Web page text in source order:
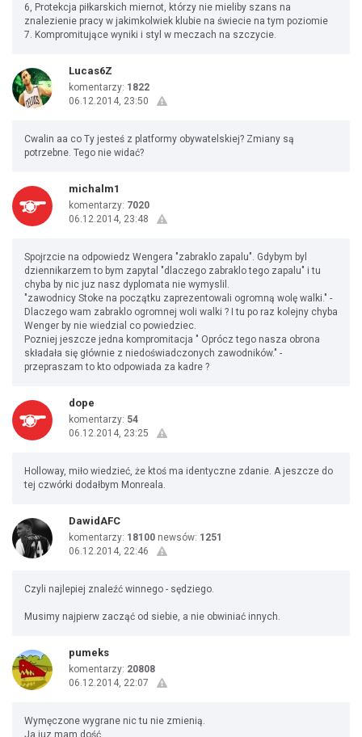
6, Protekcja piłkarskich miernot, którzy nie mieliby szans na
znalezienie pracy w jakimkolwiek klubie na świecie na tym poziomie
7. Kompromitujące wyniki i styl w meczach na szczycie.
Lucas6Z
komentarzy: 1822
06.12.2014, 23:50
Cwalin aa co Ty jesteś z platformy obywatelskiej? Zmiany są
potrzebne. Tego nie widać?
michalm1
komentarzy: 7020
06.12.2014, 23:48
Spojrzcie na odpowiedz Wengera "zabraklo zapalu". Gdybym byl
dziennikarzem to bym zapytal "dlaczego zabraklo tego zapalu" i tu
chyba by nic juz nasz dyplomata nie wymyslil.
"zawodnicy Stoke na początku zaprezentowali ogromną wolę walki." -
Dlaczego wam zabraklo ogromnej woli walki ? I tu po raz kolejny chyba
Wenger by nie wiedzial co powiedziec.
Pozniej jeszcze jedna kompromitacja " Oprócz tego nasza obrona
składała się głównie z niedoświadczonych zawodników." -
przepraszam to kto odpowiada za kadre ?
dope
komentarzy: 54
06.12.2014, 23:25
Holloway, miło wiedzieć, że ktoś ma identyczne zdanie. A jeszcze do
tej czwórki dodałbym Monreala.
DawidAFC
komentarzy: 18100 newsów: 1251
06.12.2014, 22:46
Czyli najlepiej znaleźć winnego - sędziego.
Musimy najpierw zacząć od siebie, a nie obwiniać innych.
pumeks
komentarzy: 20808
06.12.2014, 22:07
Wymęczone wygrane nic tu nie zmienią.
Ja juz mam dość.